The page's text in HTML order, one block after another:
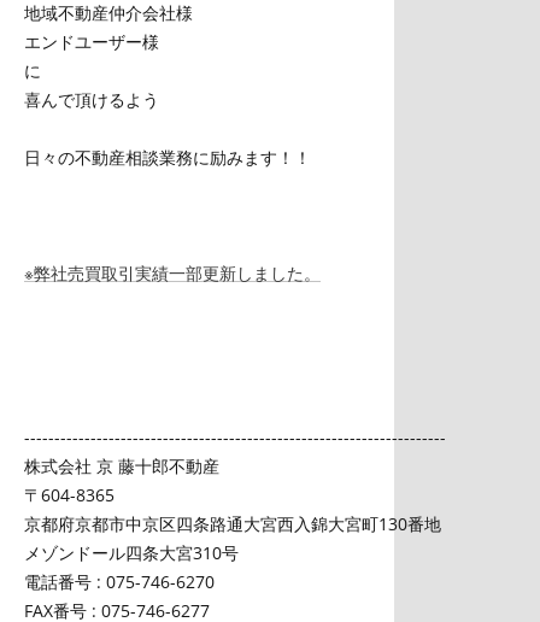
地域不動産仲介会社様
エンドユーザー様
に
喜んで頂けるよう
日々の不動産相談業務に励みます！！
※弊社売買取引実績一部更新しました。
----------------------------------------------------------------------
株式会社 京 藤十郎不動産
〒604-8365
京都府京都市中京区四条路通大宮西入錦大宮町130番地
メゾンドール四条大宮310号
電話番号 : 075-746-6270
FAX番号 : 075-746-6277